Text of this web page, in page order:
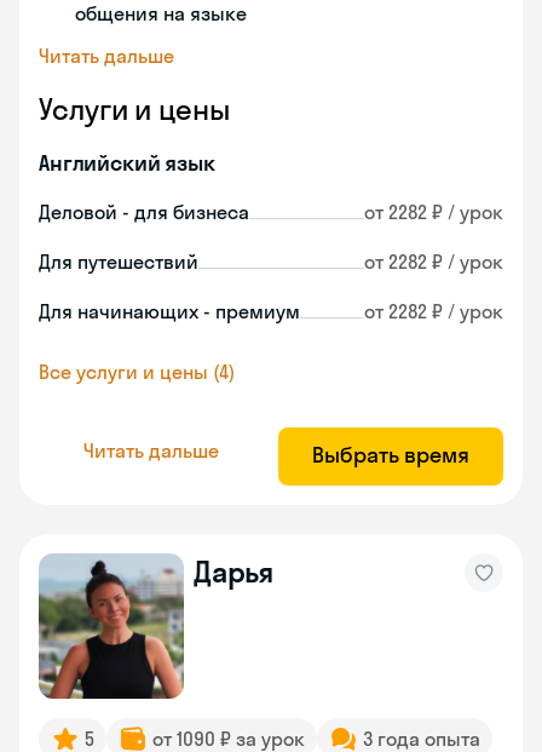
общения на языке
Читать дальше
Услуги и цены
Английский язык
Деловой - для бизнеса от 2282 ₽ / урок
Для путешествий от 2282 ₽ / урок
Для начинающих - премиум от 2282 ₽ / урок
Все услуги и цены (4)
Читать дальше Выбрать время
Дарья
5 от 1090 ₽ за урок
3 года опыта